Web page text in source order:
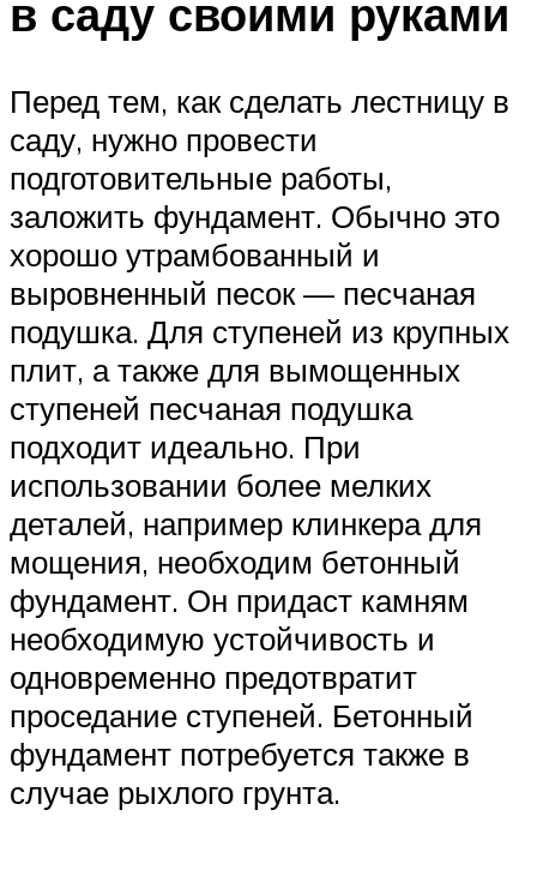
в саду своими руками
Перед тем, как сделать лестницу в
саду, нужно провести
подготовительные работы,
заложить фундамент. Обычно это
хорошо утрамбованный и
выровненный песок — песчаная
подушка. Для ступеней из крупных
плит, а также для вымощенных
ступеней песчаная подушка
подходит идеально. При
использовании более мелких
деталей, например клинкера для
мощения, необходим бетонный
фундамент. Он придаст камням
необходимую устойчивость и
одновременно предотвратит
проседание ступеней. Бетонный
фундамент потребуется также в
случае рыхлого грунта.